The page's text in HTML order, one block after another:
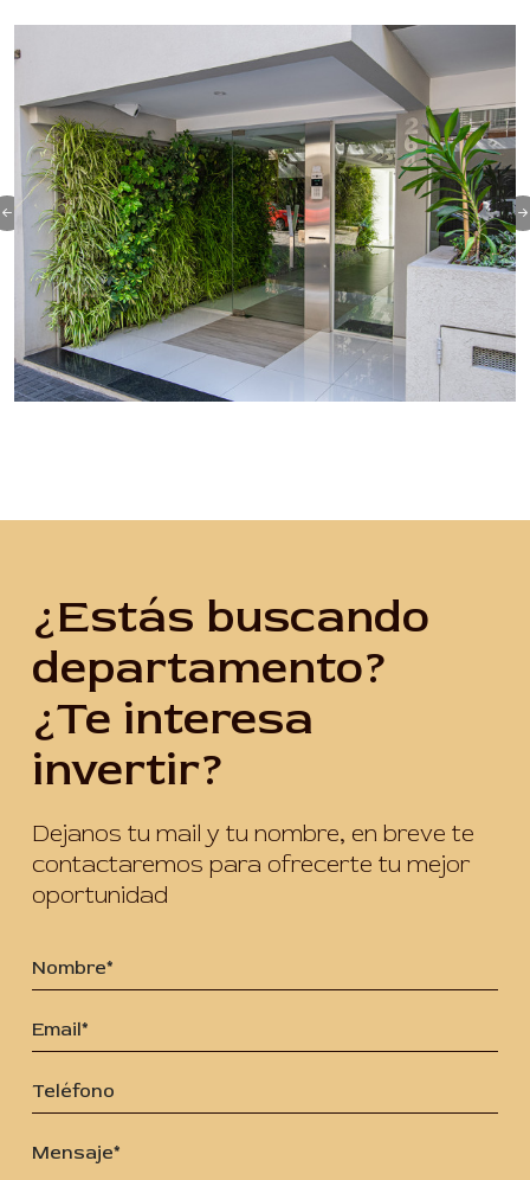
¿Estás buscando
departamento?
¿Te interesa
invertir?
Dejanos tu mail y tu nombre, en breve te
contactaremos para ofrecerte tu mejor
oportunidad